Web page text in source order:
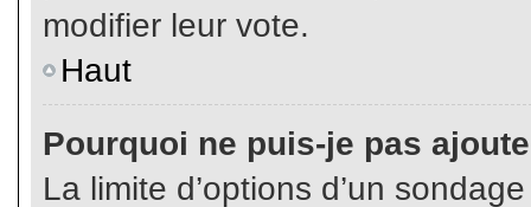
modifier leur vote.
Haut
Pourquoi ne puis-je pas
La limite d’options d’un